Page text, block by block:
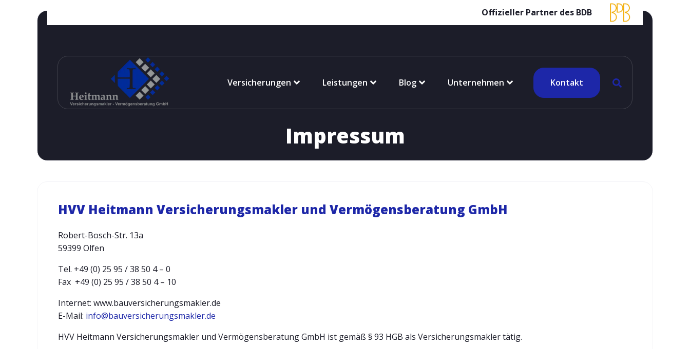
Offizieller Partner des BDB
Versicherungen Leistungen Blog Unternehmen Kontakt
Impressum
HVV Heitmann Versicherungsmakler und Vermögensberatung GmbH
Robert-Bosch-Str. 13a
59399 Olfen
Tel. +49 (0) 25 95 / 38 50 4 – 0
Fax +49 (0) 25 95 / 38 50 4 – 10
Internet: www.bauversicherungsmakler.de
E-Mail: info@bauversicherungsmakler.de
HVV Heitmann Versicherungsmakler und Vermögensberatung GmbH ist gemäß § 93 HGB als Versicherungsmakler tätig.